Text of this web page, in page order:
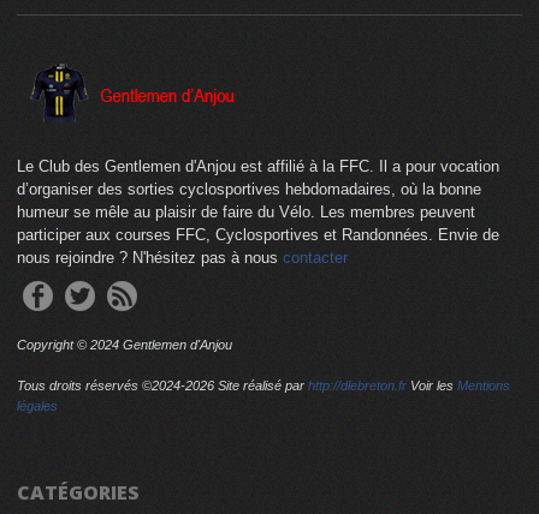
Le Club des Gentlemen d'Anjou est affilié à la FFC. Il a pour vocation
d’organiser des sorties cyclosportives hebdomadaires, où la bonne
humeur se mêle au plaisir de faire du Vélo. Les membres peuvent
participer aux courses FFC, Cyclosportives et Randonnées. Envie de
nous rejoindre ? N'hésitez pas à nous contacter
Copyright © 2024 Gentlemen d'Anjou
Tous droits réservés ©2024-2026 Site réalisé par http://dlebreton.fr Voir les Mentions
légales
CATÉGORIES